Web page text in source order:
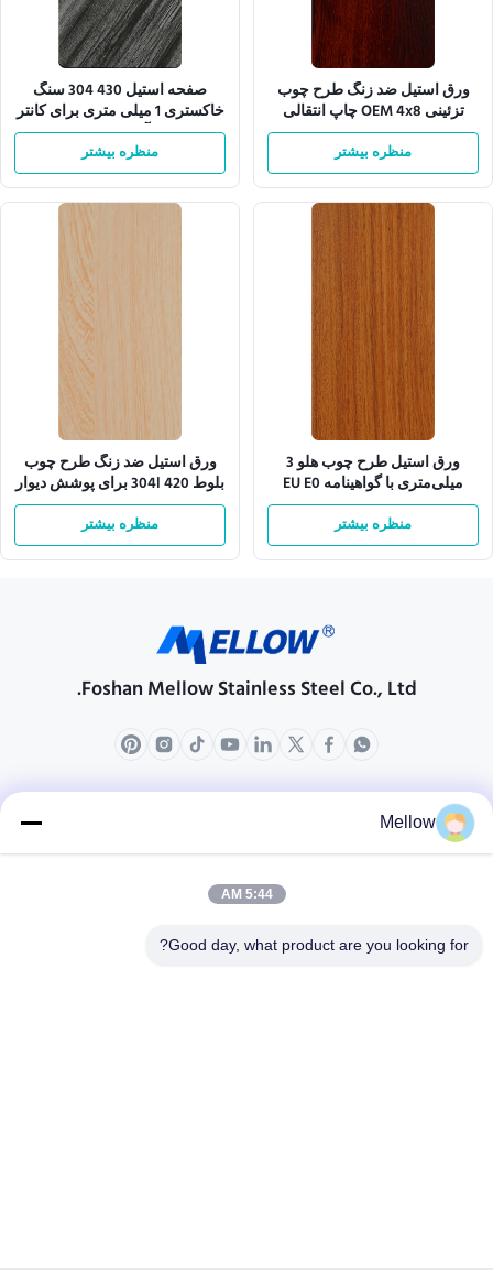
ورق استیل ضد زنگ طرح چوب
تزئینی OEM 4x8 چاپ انتقالی
منظره بیشتر
صفحه استیل 430 304 سنگ
خاکستری 1 میلی متری برای کانتر
آشپزخانه
منظره بیشتر
ورق استیل طرح چوب هلو 3
میلی‌متری با گواهینامه EU E0
منظره بیشتر
ورق استیل ضد زنگ طرح چوب
بلوط 420 304l برای پوشش دیوار
منظره بیشتر
Foshan Mellow Stainless Steel Co., Ltd.
مشخصات شرکت
Mellow
5:44 AM
Good day, what product are you looking for?